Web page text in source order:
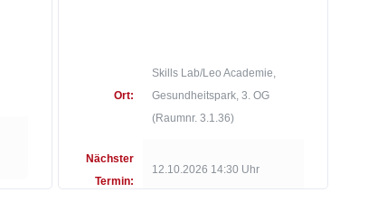
Ort:
Skills Lab/Leo Academie,
Gesundheitspark, 3. OG
(Raumnr. 3.1.36)
Nächster
Termin:
12.10.2026 14:30 Uhr